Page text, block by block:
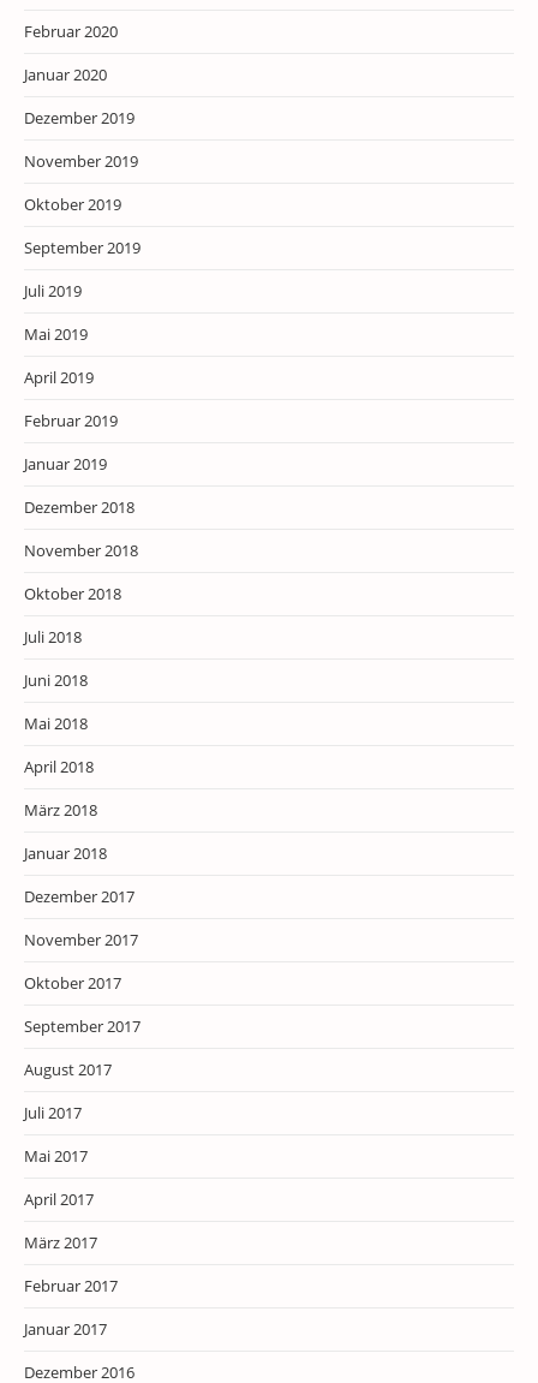
Februar 2020
Januar 2020
Dezember 2019
November 2019
Oktober 2019
September 2019
Juli 2019
Mai 2019
April 2019
Februar 2019
Januar 2019
Dezember 2018
November 2018
Oktober 2018
Juli 2018
Juni 2018
Mai 2018
April 2018
März 2018
Januar 2018
Dezember 2017
November 2017
Oktober 2017
September 2017
August 2017
Juli 2017
Mai 2017
April 2017
März 2017
Februar 2017
Januar 2017
Dezember 2016